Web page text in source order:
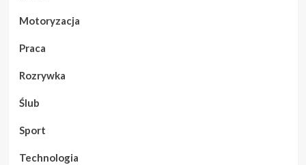
Motoryzacja
Praca
Rozrywka
Ślub
Sport
Technologia